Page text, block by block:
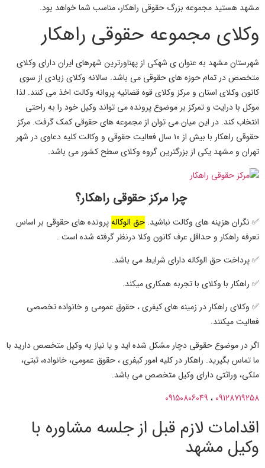
مشهد هستید مجموعه بزرگ حقوقی راهکار، مناسب شما خواهد بود.
وکلای مجموعه حقوقی راهکار
شهرستان مشهد به عنوان ی شهکی از پهناورترین شهرهای ایران دارای وکلای
متخصص در تمام حوزه های حقوقی می باشد. سالانه وکلای زیادی از سوی
کانون وکلای استان و مرکز وکلای قوه قضائیه پروانه وکالت اخذ می کنند. لذا
موکل با درایت و تمرکز بر موضوع پرونده می تواند وکیل خود را به راحتی
انتخاب کند. در این میان می توان از مجموعه های حقوقی کمک گرفت. مرکز
حقوقی راهکار با بیش از ۱۰ سال فعالیت حقوقی و وکالت کلیه دعاوی در شهر
تهران و مشهد یکی از بزرگترین گروه وکلای سطح کشور می باشد.
چرا مرکز حقوقی راهکار؟
✅ نگران هزینه های وکالت نباشید. حق الوکالهپرونده های حقوقی بر اساس
تعرفه راهکار و حداقل عرف کانون وکلا درنظر گرفته شده است .
✅ پرداخت حق الوکاله دارای شرایط می باشد.
✅ راهکار با وکلای با تجربه همکاری میکند.
✅ وکلای راهکار در زمینه های کیفری، حقوق عمومی و خانواده تخصصی
فعالیت میکنند.
اگر در موضوع حقوقی دچار مشکل شده اید و یا نیاز به وکیل متخصص دارید با
ما تماس بگیرید. راهکار در کلیه امور کیفری ، حقوق عمومی، خانواده، ثبتی،
ملکی، وراثتی دارای وکیل متخصص می باشد.
09128719258 ، 09150806049
اقدامات لازم قبل از جلسه مشاوره با
وکیل مشهد